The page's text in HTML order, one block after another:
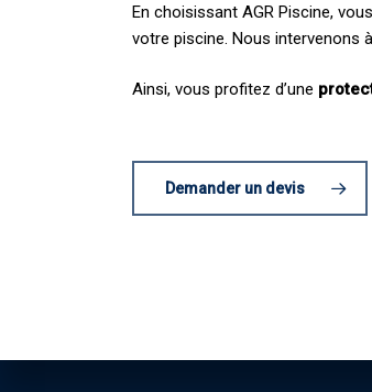
En choisissant AGR Piscine,
votre piscine. Nous intervenons
Ainsi, vous profitez d’une
Demander un devis